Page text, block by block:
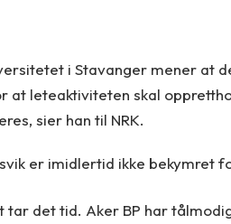
i Stavanger mener at
at leteaktiviteten skal
sier han til NRK.
er imidlertid ikke bekymret
det tid. Aker BP har